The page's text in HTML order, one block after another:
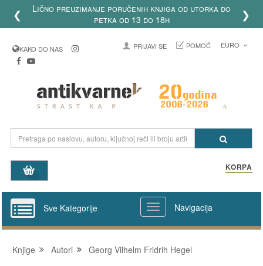
❮
Birajte uplatu na račun, platne kartice, paypal i
uštedite do 50% cene poštarine!
❯
KAKO DO NAS PRIJAVI SE POMOĆ EURO
KORPA
Sve Kategorije Navigacija
Knjige Autori Georg Vilhelm Fridrih Hegel